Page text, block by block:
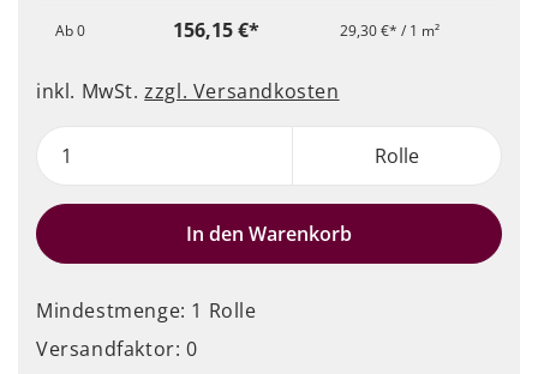
Ab0 156,15 €* 29,30 €* / 1 m²
inkl. MwSt.zzgl. Versandkosten
Rolle
In den Warenkorb
Mindestmenge: 1 Rolle
Versandfaktor: 0